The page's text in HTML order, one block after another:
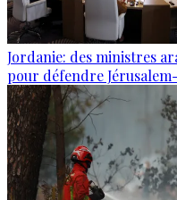
Jordanie: des ministres
pour défendre